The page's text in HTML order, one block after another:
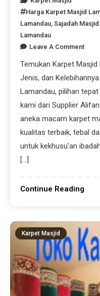
Harga Karpet Masjid
Lamandau,Sajadah
Lamandau
Leave A Comment
Temukan Karpet
Jenis, dan
Lamandau, pilihan
kami dari Supplier
aneka macam karpet
kualitas terbaik, tebal
untuk kekhusu’an
[…]
Continue Reading
Karpet Masjid